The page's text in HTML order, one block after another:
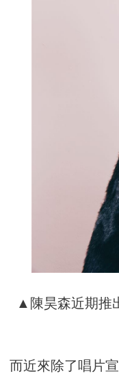
▲陳昊森近期推
而近來除了唱片